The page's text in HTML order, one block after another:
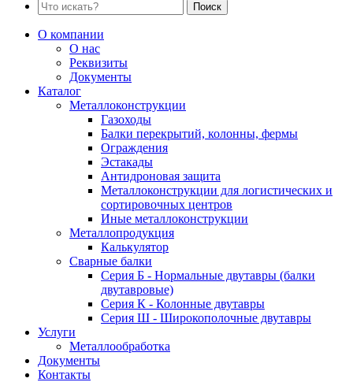
Поиск
О компании
О нас
Реквизиты
Документы
Каталог
Металлоконструкции
Газоходы
Балки перекрытий, колонны, фермы
Ограждения
Эстакады
Антидроновая защита
Металлоконструкции для логистических и
сортировочных центров
Иные металлоконструкции
Металлопродукция
Калькулятор
Сварные балки
Серия Б - Нормальные двутавры (балки
двутавровые)
Серия К - Колонные двутавры
Серия Ш - Широкополочные двутавры
Услуги
Металлообработка
Документы
Контакты